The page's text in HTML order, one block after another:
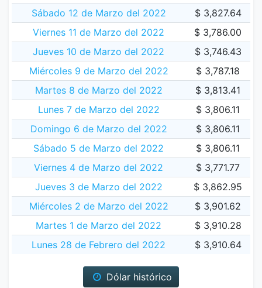
Sábado 12 de Marzo del 2022
$ 3,827.64
Viernes 11 de Marzo del 2022
$ 3,786.00
Jueves 10 de Marzo del 2022
$ 3,746.43
Miércoles 9 de Marzo del 2022
$ 3,787.18
Martes 8 de Marzo del 2022
$ 3,813.41
Lunes 7 de Marzo del 2022
$ 3,806.11
Domingo 6 de Marzo del 2022
$ 3,806.11
Sábado 5 de Marzo del 2022
$ 3,806.11
Viernes 4 de Marzo del 2022
$ 3,771.77
Jueves 3 de Marzo del 2022
$ 3,862.95
Miércoles 2 de Marzo del 2022
$ 3,901.62
Martes 1 de Marzo del 2022
$ 3,910.28
Lunes 28 de Febrero del 2022
$ 3,910.64
Dólar histórico